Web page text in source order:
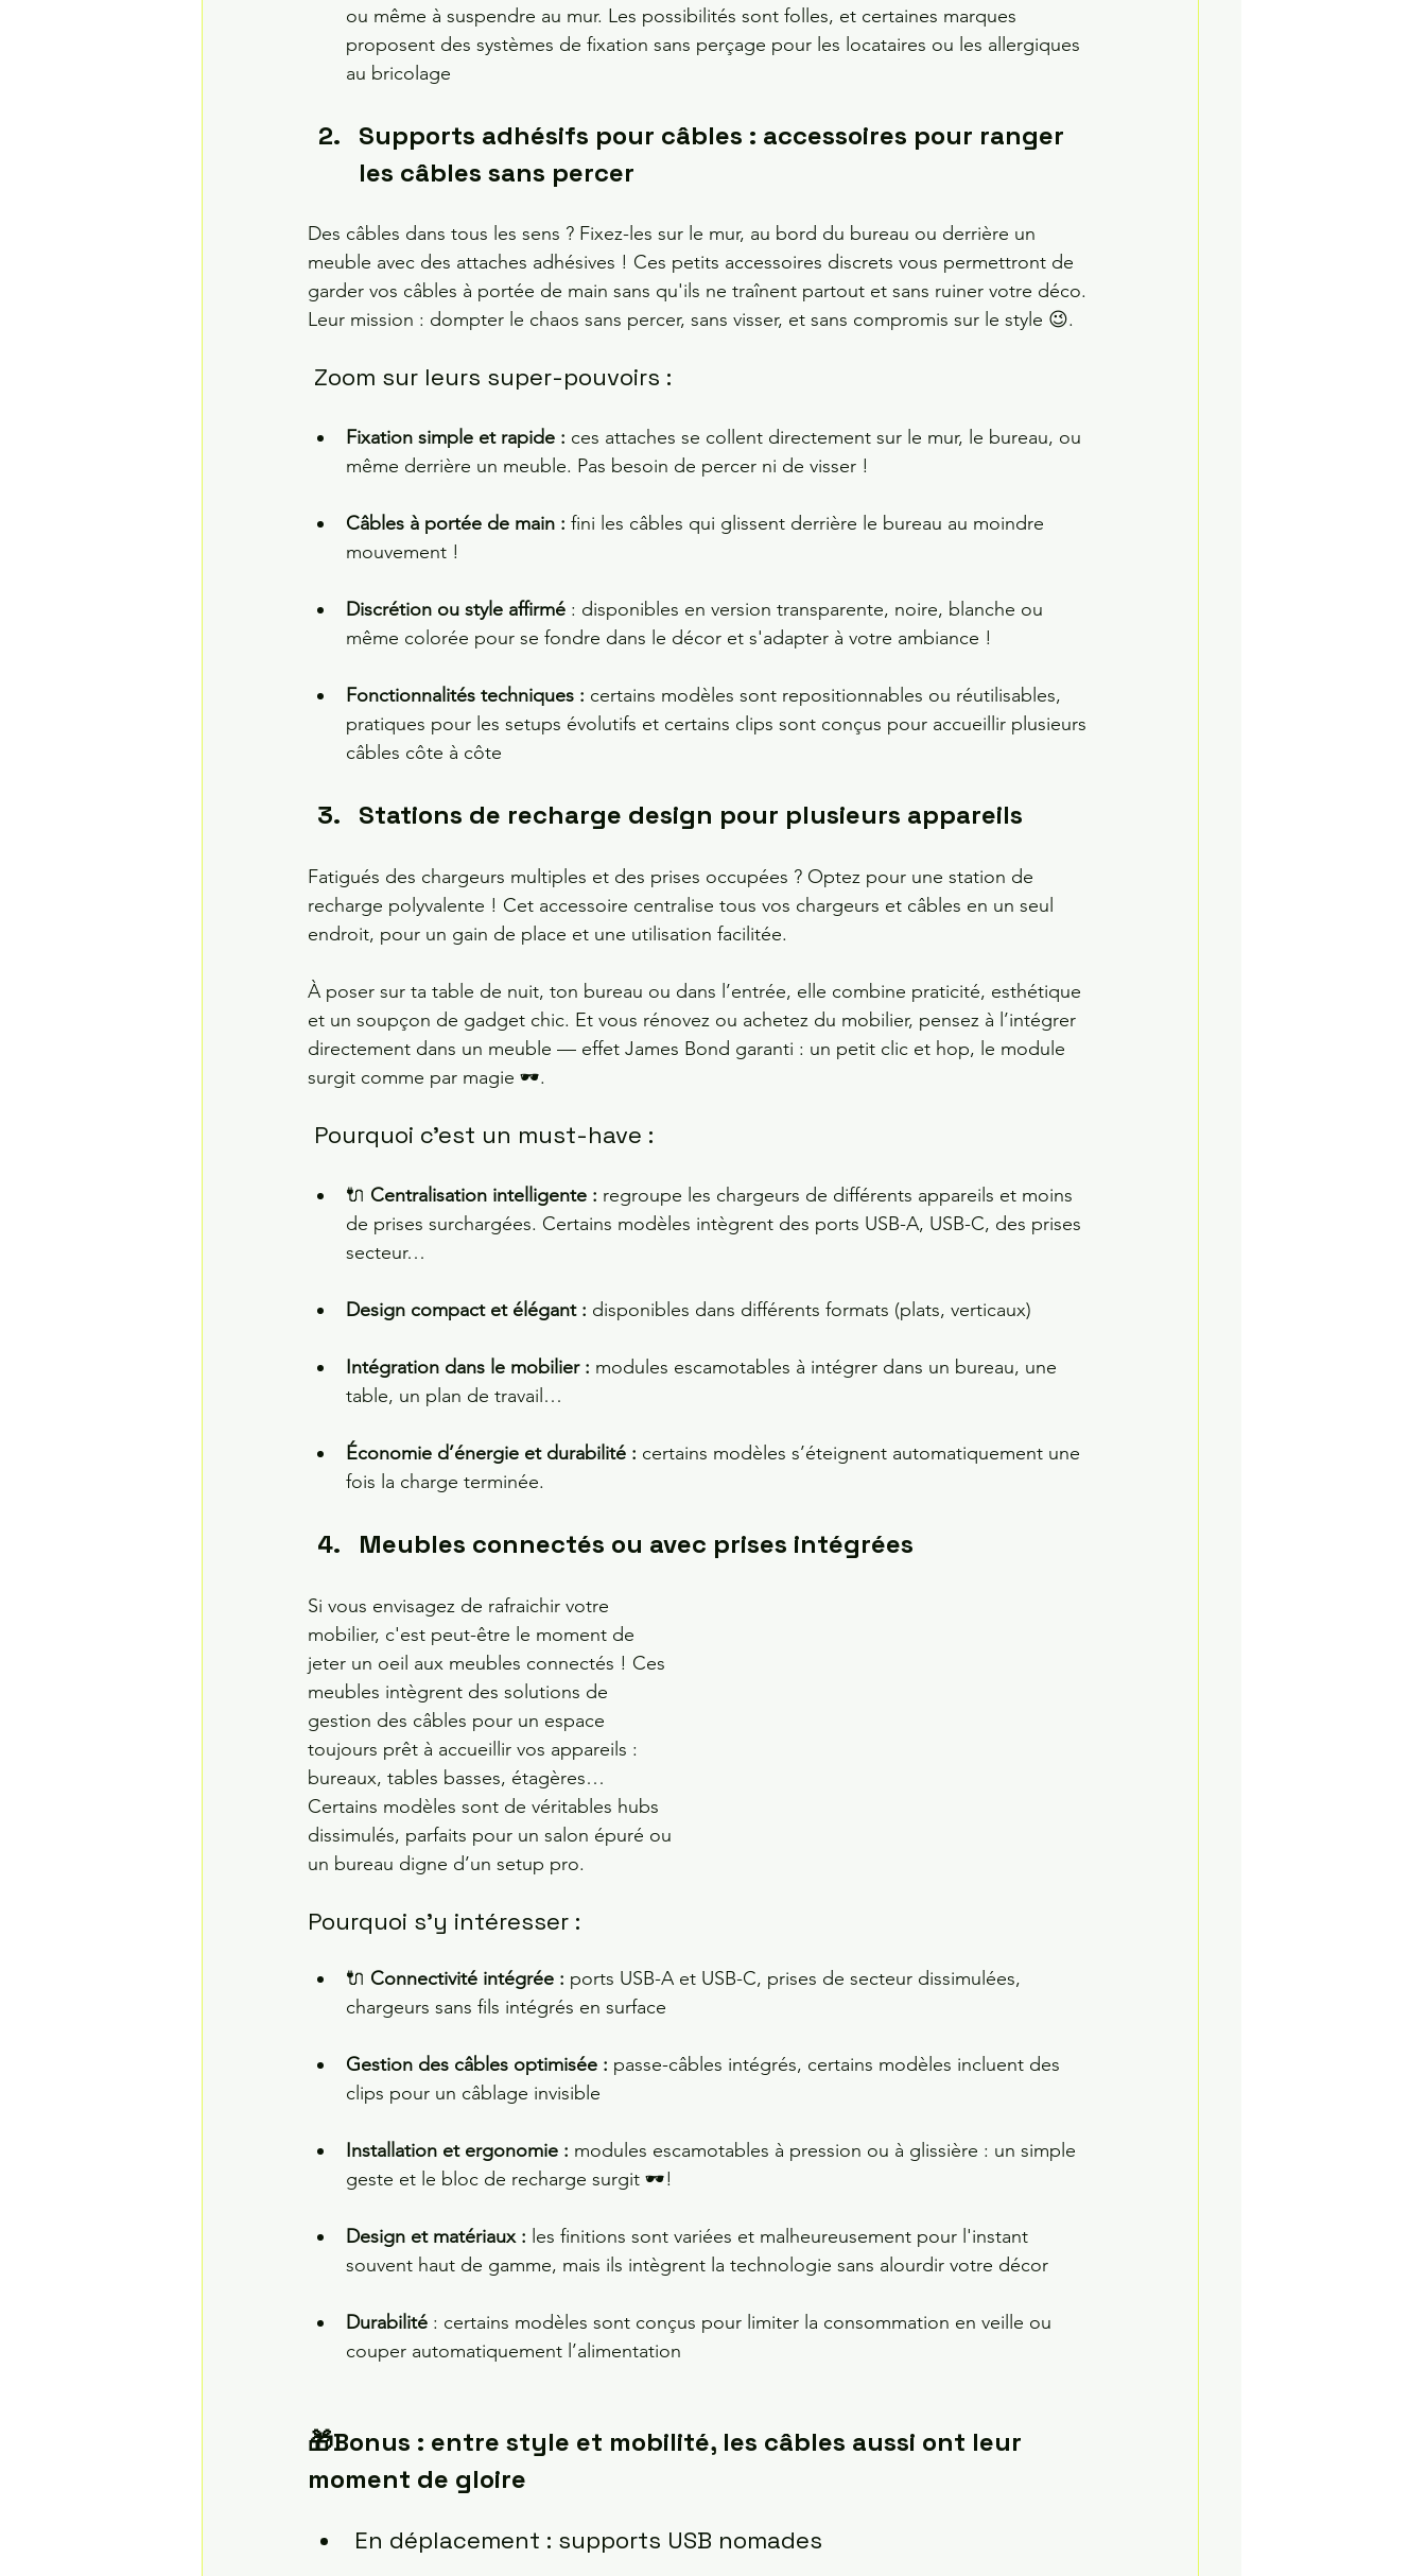
ou même à suspendre au mur. Les possibilités sont folles, et certaines marques
proposent des systèmes de fixation sans perçage pour les locataires ou les allergiques
au bricolage
Supports adhésifs pour câbles : accessoires pour ranger
les câbles sans percer
Des câbles dans tous les sens ? Fixez-les sur le mur, au bord du bureau ou derrière un
meuble avec des attaches adhésives ! Ces petits accessoires discrets vous permettront de
garder vos câbles à portée de main sans qu'ils ne traînent partout et sans ruiner votre déco.
Leur mission : dompter le chaos sans percer, sans visser, et sans compromis sur le style 😉.
Zoom sur leurs super-pouvoirs :
Fixation simple et rapide : ces attaches se collent directement sur le mur, le bureau, ou
même derrière un meuble. Pas besoin de percer ni de visser !
Câbles à portée de main : fini les câbles qui glissent derrière le bureau au moindre
mouvement !
Discrétion ou style affirmé : disponibles en version transparente, noire, blanche ou
même colorée pour se fondre dans le décor et s'adapter à votre ambiance !
Fonctionnalités techniques : certains modèles sont repositionnables ou réutilisables,
pratiques pour les setups évolutifs et certains clips sont conçus pour accueillir plusieurs
câbles côte à côte
Stations de recharge design pour plusieurs appareils
Fatigués des chargeurs multiples et des prises occupées ? Optez pour une station de
recharge polyvalente ! Cet accessoire centralise tous vos chargeurs et câbles en un seul
endroit, pour un gain de place et une utilisation facilitée.
À poser sur ta table de nuit, ton bureau ou dans l’entrée, elle combine praticité, esthétique
et un soupçon de gadget chic. Et vous rénovez ou achetez du mobilier, pensez à l’intégrer
directement dans un meuble — effet James Bond garanti : un petit clic et hop, le module
surgit comme par magie 🕶️.
Pourquoi c’est un must-have :
🔌 Centralisation intelligente : regroupe les chargeurs de différents appareils et moins
de prises surchargées. Certains modèles intègrent des ports USB-A, USB-C, des prises
secteur…
Design compact et élégant : disponibles dans différents formats (plats, verticaux)
Intégration dans le mobilier : modules escamotables à intégrer dans un bureau, une
table, un plan de travail…
Économie d’énergie et durabilité : certains modèles s’éteignent automatiquement une
fois la charge terminée.
Meubles connectés ou avec prises intégrées
Si vous envisagez de rafraichir votre
mobilier, c'est peut-être le moment de
jeter un oeil aux meubles connectés ! Ces
meubles intègrent des solutions de
gestion des câbles pour un espace
toujours prêt à accueillir vos appareils :
bureaux, tables basses, étagères…
Certains modèles sont de véritables hubs
dissimulés, parfaits pour un salon épuré ou
un bureau digne d’un setup pro.
Pourquoi s'y intéresser :
🔌 Connectivité intégrée : ports USB-A et USB-C, prises de secteur dissimulées,
chargeurs sans fils intégrés en surface
Gestion des câbles optimisée : passe-câbles intégrés, certains modèles incluent des
clips pour un câblage invisible
Installation et ergonomie : modules escamotables à pression ou à glissière : un simple
geste et le bloc de recharge surgit 🕶️!
Design et matériaux : les finitions sont variées et malheureusement pour l'instant
souvent haut de gamme, mais ils intègrent la technologie sans alourdir votre décor
Durabilité : certains modèles sont conçus pour limiter la consommation en veille ou
couper automatiquement l’alimentation
🎁Bonus : entre style et mobilité, les câbles aussi ont leur
moment de gloire
En déplacement : supports USB nomades